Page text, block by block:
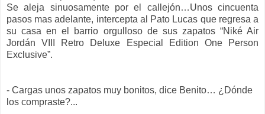
Se aleja sinuosamente por el callejón…Unos cincuenta
pasos mas adelante, intercepta al Pato Lucas que regresa a
su casa en el barrio orgulloso de sus zapatos “Niké Air
Jordán VIII Retro Deluxe Especial Edition One Person
Exclusive”.
- Cargas unos zapatos muy bonitos, dice Benito… ¿Dónde
los compraste?...